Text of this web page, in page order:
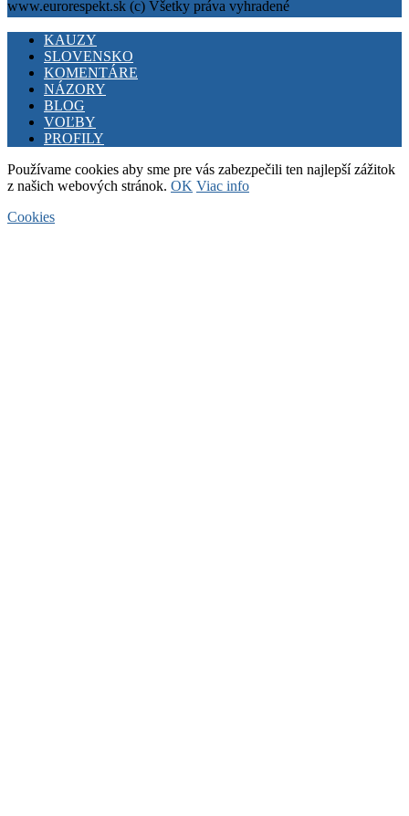
www.eurorespekt.sk (c) Všetky práva vyhradené
Facebook
Twitter
YoutubeKAUZY
SLOVENSKO
KOMENTÁRE
NÁZORY
BLOG
VOĽBY
PROFILY
Používame cookies aby sme pre vás zabezpečili ten najlepší zážitok
z našich webových stránok. OK Viac info
Cookies